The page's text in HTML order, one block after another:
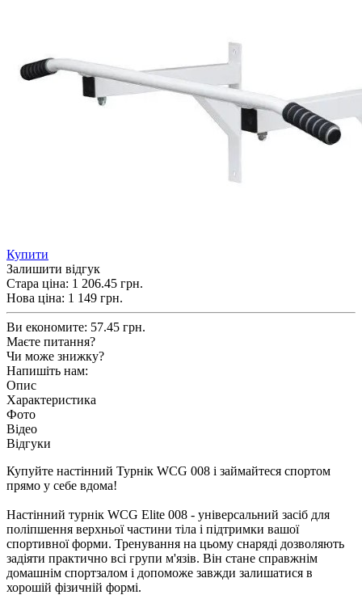
Купити
Залишити відгук
Стара ціна: 1 206.45 грн.
Нова ціна: 1 149 грн.
Ви економите: 57.45 грн.
Маєте питання?
Чи може знижку?
Напишіть нам:
Опис
Характеристика
Фото
Відео
Відгуки
Купуйте настінний Турнік WCG 008 і займайтеся спортом
прямо у себе вдома!
Настінний турнік WCG Elite 008 - універсальний засіб для
поліпшення верхньої частини тіла і підтримки вашої
спортивної форми. Тренування на цьому снаряді дозволяють
задіяти практично всі групи м'язів. Він стане справжнім
домашнім спортзалом і допоможе завжди залишатися в
хорошій фізичній формі.